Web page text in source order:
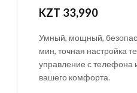
KZT 33,990
Умный, мощный,
мин, точная настройка
управление с телефона
вашего комфорта.